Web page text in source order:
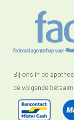
Bij ons in de
de volgende